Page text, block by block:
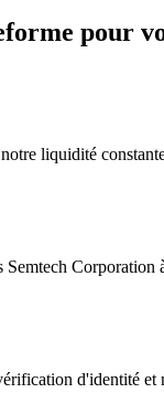
pour
liquidité
d'identité